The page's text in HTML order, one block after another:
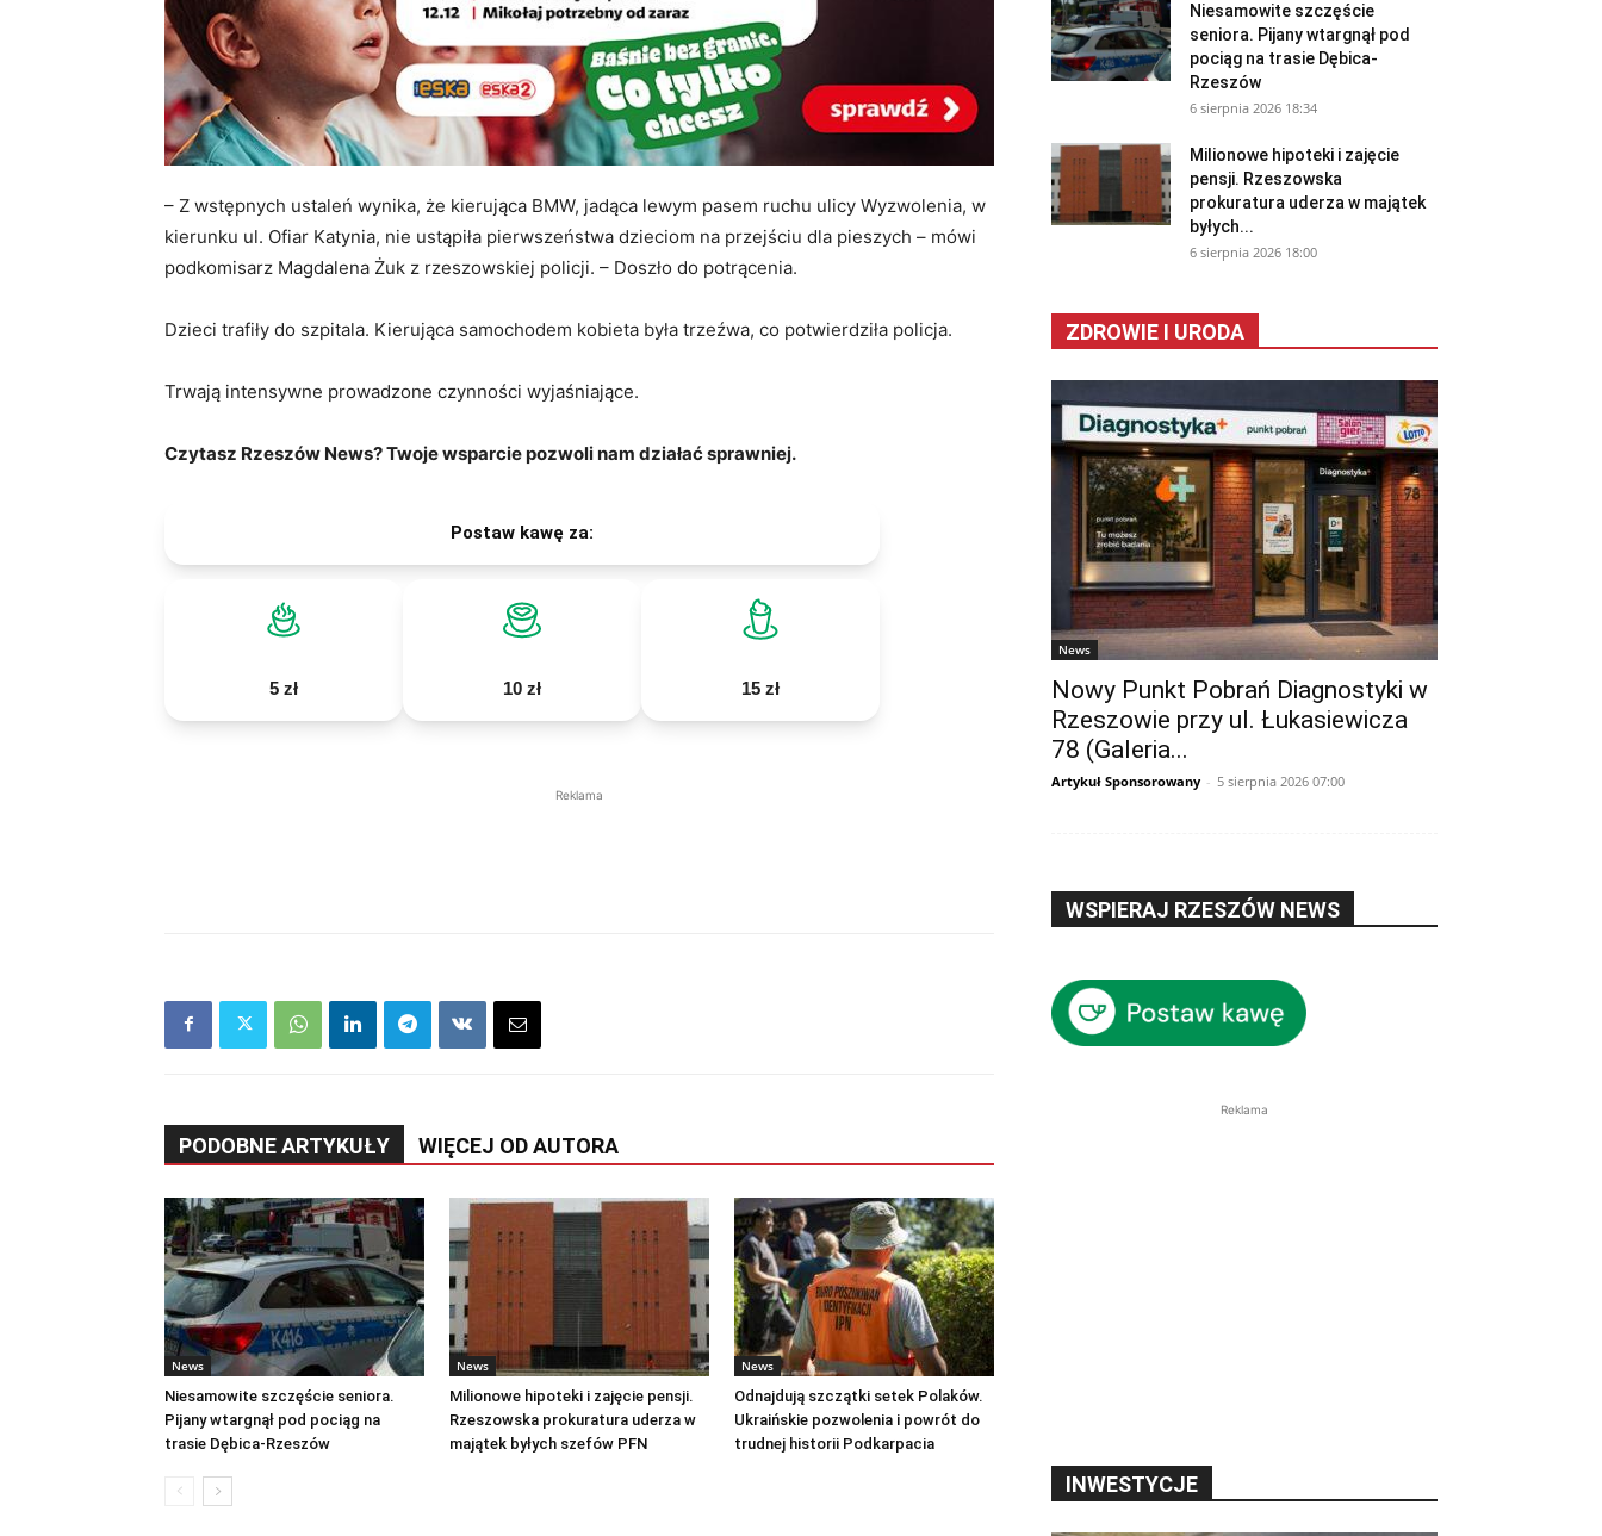
– Z wstępnych ustaleń wynika, że kierująca BMW, jadąca lewym pasem ruchu ulicy Wyzwolenia, w
kierunku ul. Ofiar Katynia, nie ustąpiła pierwszeństwa dzieciom na przejściu dla pieszych – mówi
podkomisarz Magdalena Żuk z rzeszowskiej policji. – Doszło do potrącenia.
Dzieci trafiły do szpitala. Kierująca samochodem kobieta była trzeźwa, co potwierdziła policja.
Trwają intensywne prowadzone czynności wyjaśniające.
Czytasz Rzeszów News? Twoje wsparcie pozwoli nam działać sprawniej.
Postaw kawę za:
5 zł 10 zł 15 zł
Reklama
PODOBNE ARTYKUŁY WIĘCEJ OD AUTORA
News
Niesamowite szczęście seniora.
Pijany wtargnął pod pociąg na
trasie Dębica-Rzeszów
News
Milionowe hipoteki i zajęcie pensji.
Rzeszowska prokuratura uderza w
majątek byłych szefów PFN
News
Odnajdują szczątki setek Polaków.
Ukraińskie pozwolenia i powrót do
trudnej historii Podkarpacia
Niesamowite szczęście
seniora. Pijany wtargnął pod
pociąg na trasie Dębica-
Rzeszów
6 sierpnia 2026 18:34
Milionowe hipoteki i zajęcie
pensji. Rzeszowska
prokuratura uderza w majątek
byłych...
6 sierpnia 2026 18:00
ZDROWIE I URODA
News
Nowy Punkt Pobrań Diagnostyki w
Rzeszowie przy ul. Łukasiewicza
78 (Galeria...
Artykuł Sponsorowany - 5 sierpnia 2026 07:00
WSPIERAJ RZESZÓW NEWS
Reklama
INWESTYCJE